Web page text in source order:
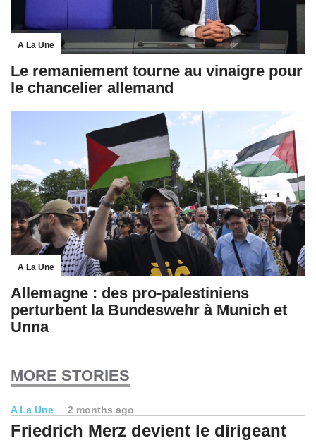
A La Une
Le remaniement tourne au vinaigre pour
le chancelier allemand
A La Une
Allemagne : des pro-palestiniens
perturbent la Bundeswehr à Munich et
Unna
MORE STORIES
A La Une 2 months ago
Friedrich Merz devient le dirigeant